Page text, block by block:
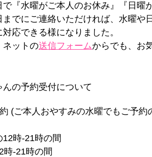
で『水曜がご本人のお休み』『日曜
までにご連絡いただければ、水曜や
応できる様になりました。
ネットの送信フォームからでも、お
の予約受付について
(ご本人おやすみの水曜でもご予約
時-21時の間
-21時の間